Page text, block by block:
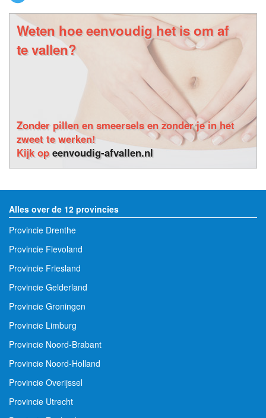
Weten hoe eenvoudig het is om af
te vallen?
Zonder pillen en smeersels en zonder je in het
zweet te werken!
Kijk opeenvoudig-afvallen.nl
Alles over de 12 provincies
Provincie Drenthe
Provincie Flevoland
Provincie Friesland
Provincie Gelderland
Provincie Groningen
Provincie Limburg
Provincie Noord-Brabant
Provincie Noord-Holland
Provincie Overijssel
Provincie Utrecht